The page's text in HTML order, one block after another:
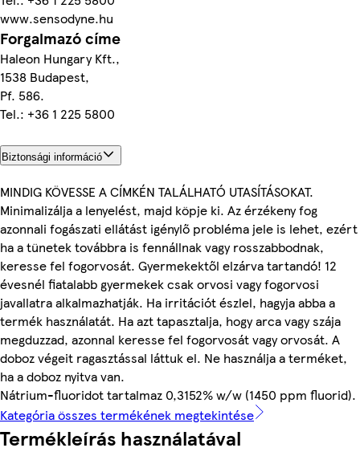
www.sensodyne.hu
Forgalmazó címe
Haleon Hungary Kft.,
1538 Budapest,
Pf. 586.
Tel.: +36 1 225 5800
Biztonsági információ
MINDIG KÖVESSE A CÍMKÉN TALÁLHATÓ UTASÍTÁSOKAT.
Minimalizálja a lenyelést, majd köpje ki. Az érzékeny fog
azonnali fogászati ellátást igénylő probléma jele is lehet, ezért
ha a tünetek továbbra is fennállnak vagy rosszabbodnak,
keresse fel fogorvosát. Gyermekektől elzárva tartandó! 12
évesnél fiatalabb gyermekek csak orvosi vagy fogorvosi
javallatra alkalmazhatják. Ha irritációt észlel, hagyja abba a
termék használatát. Ha azt tapasztalja, hogy arca vagy szája
megduzzad, azonnal keresse fel fogorvosát vagy orvosát. A
doboz végeit ragasztással láttuk el. Ne használja a terméket,
ha a doboz nyitva van.
Nátrium-fluoridot tartalmaz 0,3152% w/w (1450 ppm fluorid).
Kategória összes termékének megtekintése
Termékleírás használatával